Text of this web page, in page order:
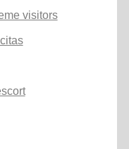
visitors